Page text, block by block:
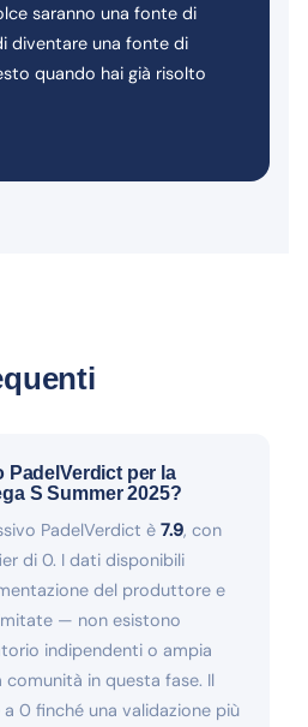
saranno una fonte di
diventare una fonte di
quando hai già risolto
PadelVerdict per la
S Summer 2025?
PadelVerdict è 7.9, con
di 0. I dati disponibili
del produttore e
— non esistono
indipendenti o ampia
in questa fase. Il
0 finché una validazione più